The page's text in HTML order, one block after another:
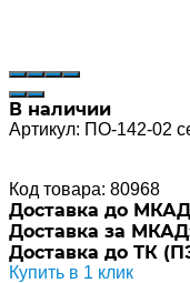
В наличии
Артикул: ПО-142-02
Код товара: 80968
Доставка до
Доставка за
Доставка до ТК
Купить в 1 клик